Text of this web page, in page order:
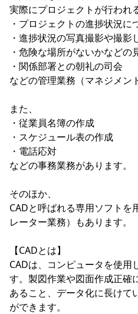
実際にプロジェクトが行われ
・プロジェクトの進捗状況
・進捗状況の写真撮影や撮影
・危険な場所がないかなどの
・関係部署との朝礼の司会
などの管理業務（マネジメン
また、
・従業員名簿の作成
・スケジュール表の作成
・電話応対
などの事務業務があります。
そのほか、
CADと呼ばれる専用ソフトを
レーター業務）もあります。
【CADとは】
CADは、コンピュータを使
す。製図作業や図面作成正確
あること、データ化に長けて
ができます。